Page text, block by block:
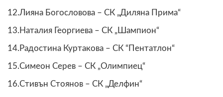
12.Лияна Богословова – СК „Диляна Прима“
13.Наталия Георгиева – СК „Шампион“
14.Радостина Куртакова – СК “Пентатлон“
15.Симеон Серев – СК „Олимпиец“
16.Стивън Стоянов – СК „Делфин“